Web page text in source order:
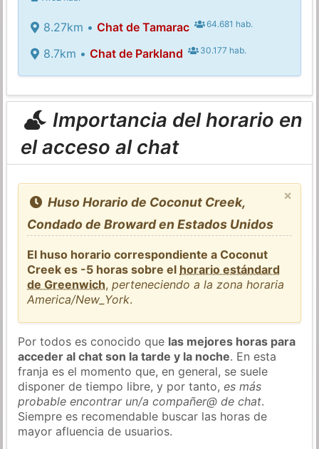
8.27km • Chat de Tamarac 64.681 hab.
8.7km • Chat de Parkland 30.177 hab.
Importancia del horario en
el acceso al chat
×
Huso Horario de Coconut Creek,
Condado de Broward en Estados Unidos
El huso horario correspondiente a Coconut
Creek es -5 horas sobre el horario estándard
de Greenwich,perteneciendo a la zona horaria
America/New_York.
Por todos es conocido que las mejores horas para
acceder al chat son la tarde y la noche. En esta
franja es el momento que, en general, se suele
disponer de tiempo libre, y por tanto,es más
probable encontrar un/a compañer@ de chat.
Siempre es recomendable buscar las horas de
mayor afluencia de usuarios.